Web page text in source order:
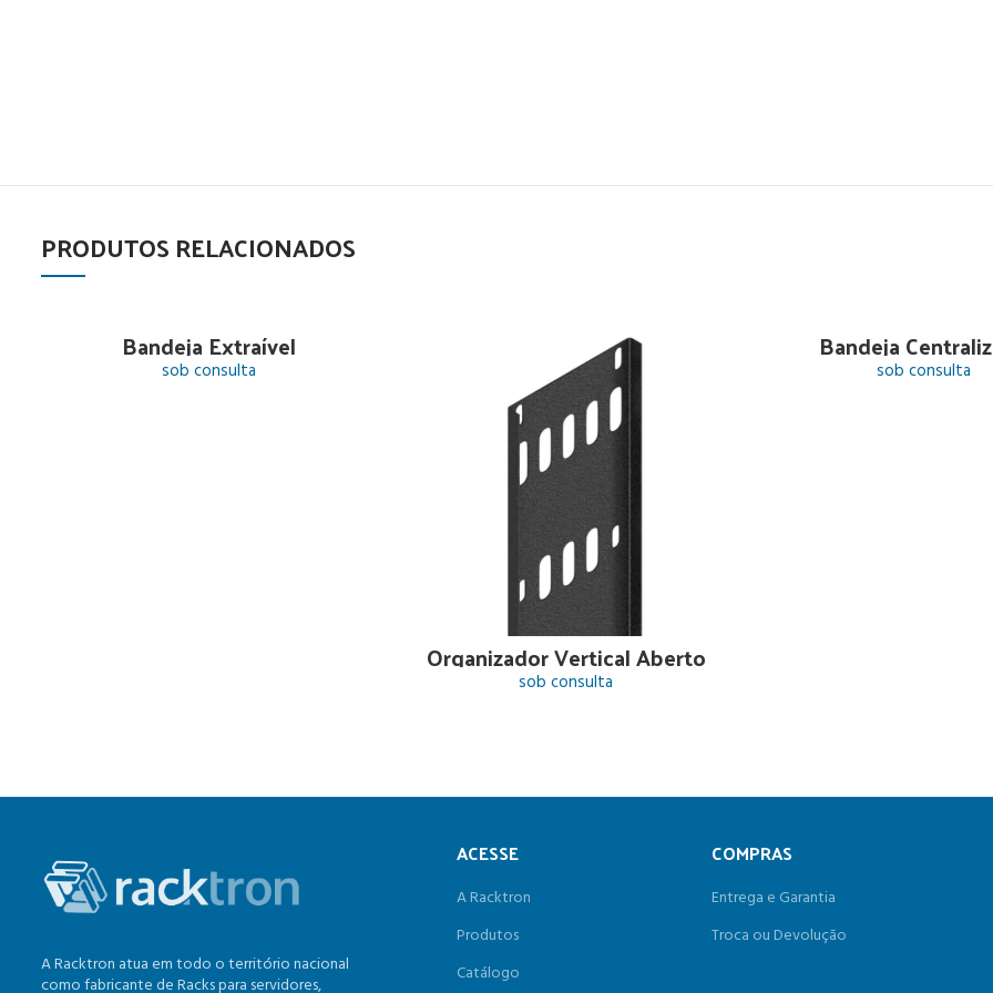
PRODUTOS RELACIONADOS
Bandeja Extraível
sob consulta
Organizador Vertical Aberto
sob consulta
Bandeja
sob consulta
A Racktron atua em todo o território nacional
como fabricante de Racks para servidores,
ACESSE
A Racktron
Produtos
Catálogo
COMPRAS
Entrega e Garantia
Troca ou Devolução